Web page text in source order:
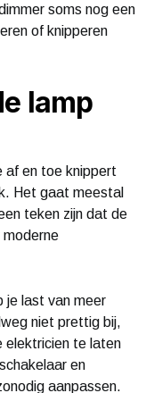
soms nog een
of knipperen
lamp
af en toe knippert
Het gaat meestal
teken zijn dat de
moderne
je last van meer
niet prettig bij,
elektricien te laten
en
aanpassen.